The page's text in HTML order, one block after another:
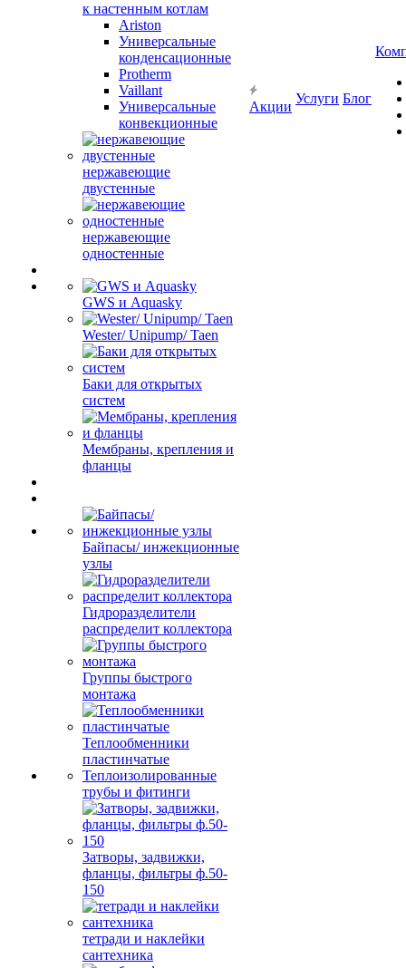
к настенным котлам
Ariston
Универсальные
конденсационные
Protherm
Vaillant
Универсальные
конвекционные
нержавеющие
двустенные
нержавеющие
одностенные
GWS и Aquasky
Wester/ Unipump/ Taen
Баки для открытых
систем
Мембраны, крепления и
фланцы
Байпасы/ инжекционные
узлы
Гидроразделители
распределит коллектора
Группы быстрого
монтажа
Теплообменники
пластинчатые
Теплоизолированные
трубы и фитинги
Затворы, задвижки,
фланцы, фильтры ф.50-
150
тетради и наклейки
сантехника
Акции
Услуги Блог